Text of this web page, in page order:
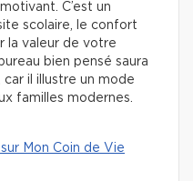
C’est un
scolaire, le confort
la valeur de votre
bien pensé saura
il illustre un mode
familles modernes.
Mon Coin de Vie